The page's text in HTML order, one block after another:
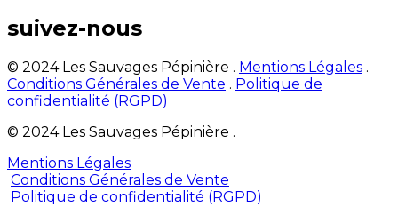
suivez-nous
© 2024 Les Sauvages Pépinière . Mentions Légales .
Conditions Générales de Vente . Politique de
confidentialité (RGPD)
© 2024 Les Sauvages Pépinière .
Mentions Légales
Conditions Générales de Vente
Politique de confidentialité (RGPD)